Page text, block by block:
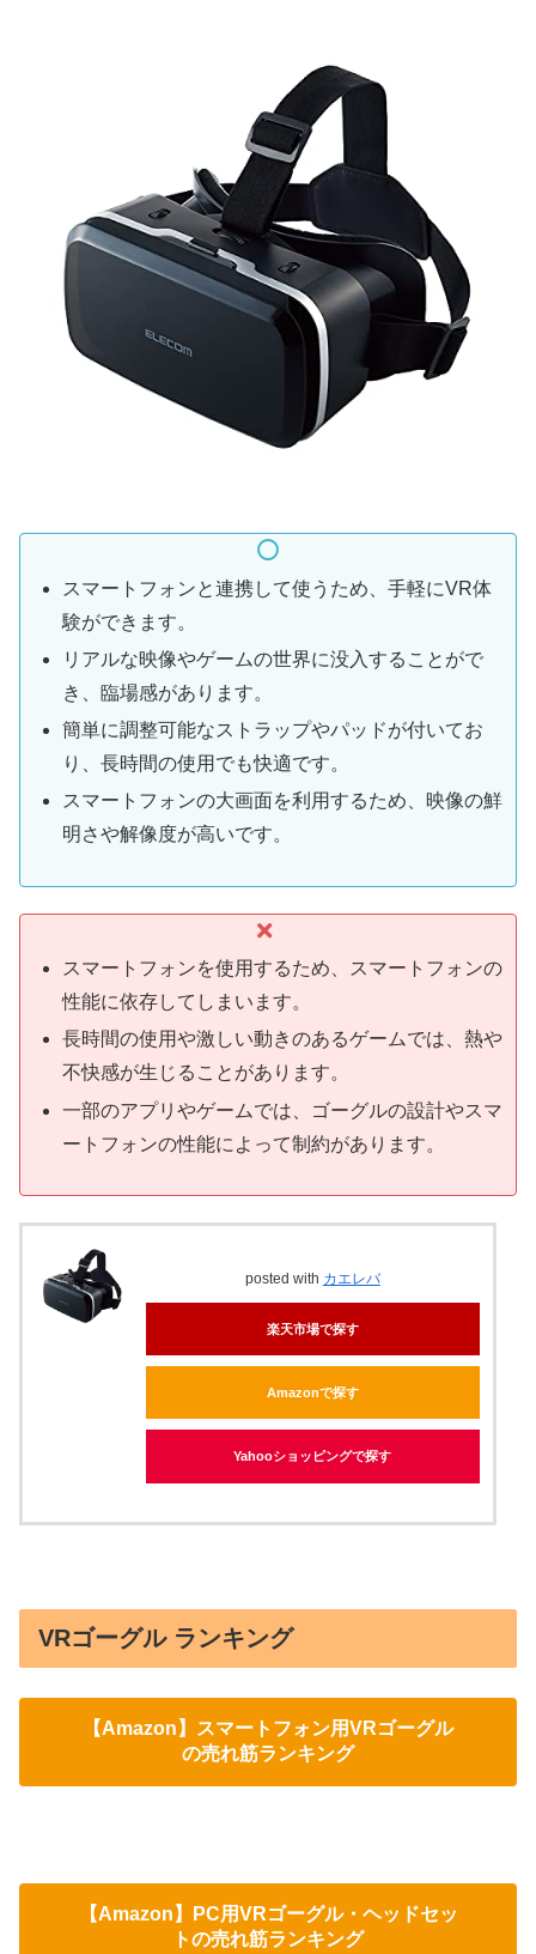
スマートフォンと連携して使うため、手軽にVR体
験ができます。
リアルな映像やゲームの世界に没入することがで
き、臨場感があります。
簡単に調整可能なストラップやパッドが付いてお
り、長時間の使用でも快適です。
スマートフォンの大画面を利用するため、映像の鮮
明さや解像度が高いです。
スマートフォンを使用するため、スマートフォンの
性能に依存してしまいます。
長時間の使用や激しい動きのあるゲームでは、熱や
不快感が生じることがあります。
一部のアプリやゲームでは、ゴーグルの設計やスマ
ートフォンの性能によって制約があります。
posted with カエレバ
楽天市場で探す
Amazonで探す
Yahooショッピングで探す
VRゴーグル ランキング
【Amazon】スマートフォン用VRゴーグル
の売れ筋ランキング
【Amazon】PC用VRゴーグル・ヘッドセッ
トの売れ筋ランキング